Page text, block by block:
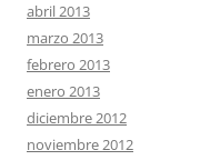
abril 2013
marzo 2013
febrero 2013
enero 2013
diciembre 2012
noviembre 2012